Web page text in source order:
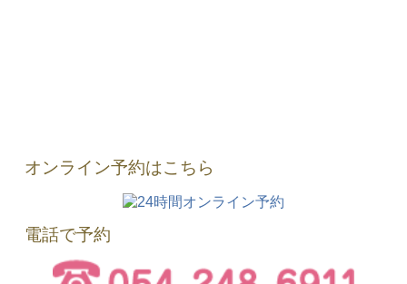
オンライン予約はこちら
電話で予約